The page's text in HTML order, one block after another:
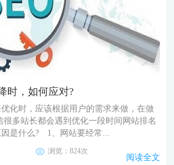
时，如何应对?
化时，应该根据用户的需求来做，在做
很多站长都会遇到优化一段时间网站排名
是什么? 1、网站要经常...
浏览：824次
阅读全文